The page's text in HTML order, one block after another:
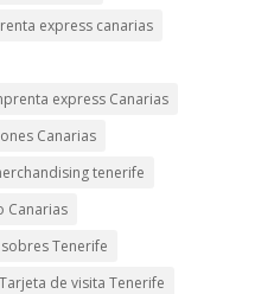
express canarias
express Canarias
Canarias
tenerife
Canarias
sobres Tenerife
Tarjeta de visita Tenerife